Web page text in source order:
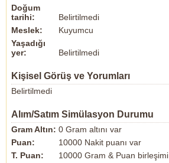
Doğum
tarihi:
Belirtilmedi
Meslek:
Kuyumcu
Yaşadığı
yer:
Belirtilmedi
Kişisel Görüş ve Yorumları
Belirtilmedi
Alım/Satım Simülasyon Durumu
Gram Altın: 0 Gram altını var
Puan:
10000 Nakit puanı var
T. Puan:
10000 Gram & Puan birleşimi